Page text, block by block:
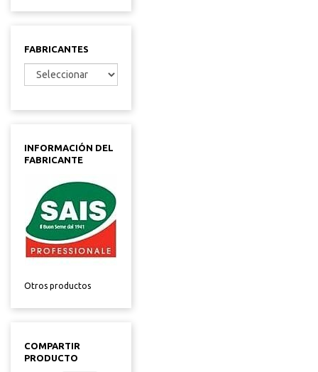
FABRICANTES
INFORMACIÓN DEL
FABRICANTE
Otros productos
COMPARTIR
PRODUCTO